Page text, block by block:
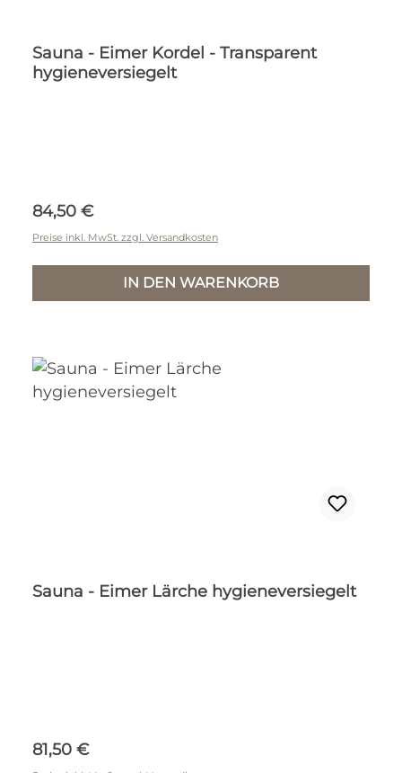
Sauna - Eimer Kordel - Transparent
hygieneversiegelt
Regulärer Preis:
84,50 €
Preise inkl. MwSt. zzgl. Versandkosten
IN DEN WARENKORB
Sauna - Eimer Lärche hygieneversiegelt
Regulärer Preis:
81,50 €